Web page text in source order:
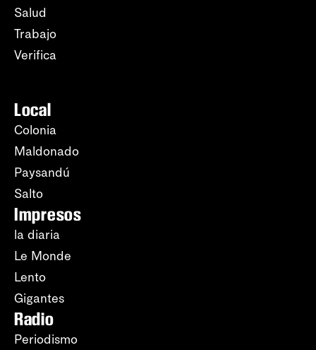
Salud
Trabajo
Verifica
Local
Colonia
Maldonado
Paysandú
Salto
Impresos
la diaria
Le Monde
Lento
Gigantes
Radio
Periodismo